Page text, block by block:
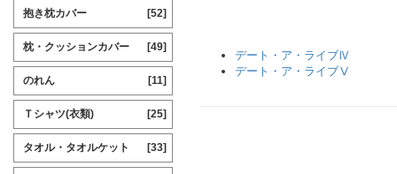
デート・ア・ライブⅣ
デート・ア・ライブⅤ
抱き枕カバー [52]
枕・クッションカバー [49]
のれん [11]
Ｔシャツ(衣類) [25]
タオル・タオルケット [33]